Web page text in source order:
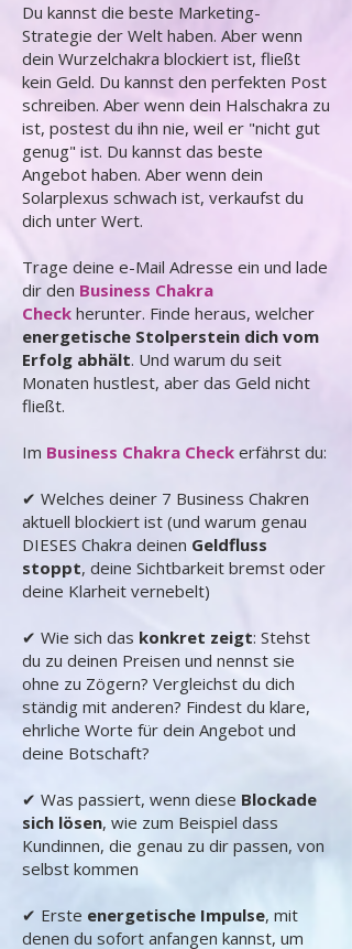
Du kannst die beste Marketing-
Strategie der Welt haben. Aber wenn
dein Wurzelchakra blockiert ist, fließt
kein Geld. Du kannst den perfekten Post
schreiben. Aber wenn dein Halschakra zu
ist, postest du ihn nie, weil er "nicht gut
genug" ist. Du kannst das beste
Angebot haben. Aber wenn dein
Solarplexus schwach ist, verkaufst du
dich unter Wert.
Trage deine e-Mail Adresse ein und lade
dir den Business Chakra
Check herunter. Finde heraus, welcher
energetische Stolperstein dich vom
Erfolg abhält. Und warum du seit
Monaten hustlest, aber das Geld nicht
fließt.
Im Business Chakra Check erfährst du:
✔ Welches deiner 7 Business Chakren
aktuell blockiert ist (und warum genau
DIESES Chakra deinen Geldfluss
stoppt, deine Sichtbarkeit bremst oder
deine Klarheit vernebelt)
✔ Wie sich das konkret zeigt: Stehst
du zu deinen Preisen und nennst sie
ohne zu Zögern? Vergleichst du dich
ständig mit anderen? Findest du klare,
ehrliche Worte für dein Angebot und
deine Botschaft?
✔ Was passiert, wenn diese Blockade
sich lösen, wie zum Beispiel dass
Kundinnen, die genau zu dir passen, von
selbst kommen
✔ Erste energetische Impulse, mit
denen du sofort anfangen kannst, um